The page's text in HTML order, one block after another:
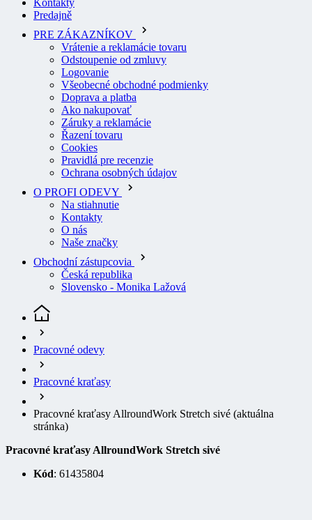
PRE ZÁKAZNÍKOV
Vrátenie a reklamácie tovaru
Odstoupenie od zmluvy
Logovanie
Všeobecné obchodné podmienky
Doprava a platba
Ako nakupovať
Záruky a reklamácie
Řazení tovaru
Cookies
Pravidlá pre recenzie
Ochrana osobných údajov
O PROFI ODEVY
Na stiahnutie
Kontakty
O nás
Naše značky
Obchodní zástupcovia
Česká republika
Slovensko - Monika Lažová
Pracovné kraťasy
Pracovné kraťasy AllroundWork Stretch sivé
stránka)
Pracovné kraťasy AllroundWork Stretch sivé
Kód: 61435804